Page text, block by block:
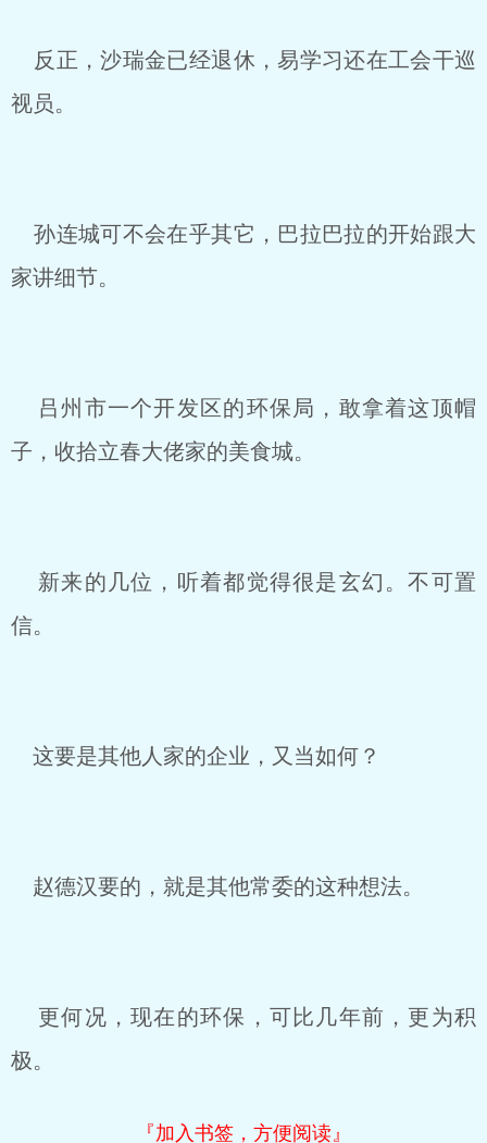
反正，沙瑞金已经退休，易学习还在工会干巡
视员。
孙连城可不会在乎其它，巴拉巴拉的开始跟大
家讲细节。
吕州市一个开发区的环保局，敢拿着这顶帽
子，收拾立春大佬家的美食城。
新来的几位，听着都觉得很是玄幻。不可置
信。
这要是其他人家的企业，又当如何？
赵德汉要的，就是其他常委的这种想法。
更何况，现在的环保，可比几年前，更为积
极。
『加入书签，方便阅读』